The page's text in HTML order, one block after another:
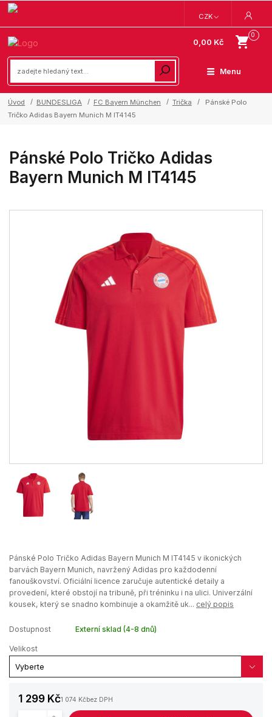
Menu
CZK
0
0,00 Kč
Úvod BUNDESLIGA FC Bayern München Trička
Pánské Polo
Tričko Adidas Bayern Munich M IT4145
Pánské Polo Tričko Adidas
Bayern Munich M IT4145
Pánské Polo Tričko Adidas Bayern Munich M IT4145 v ikonických
barvách Bayern Munich, navržený Adidas pro každodenní
fanouškovství. Oficiální licence zaručuje autentické detaily a
provedení, které obstojí na tribuně, při tréninku i na ulici. Univerzální
kousek, který se snadno kombinuje a okamžitě uk... celý popis
Dostupnost Externí sklad (4-8 dnů)
Velikost
1 299 Kč1 074 Kčbez DPH